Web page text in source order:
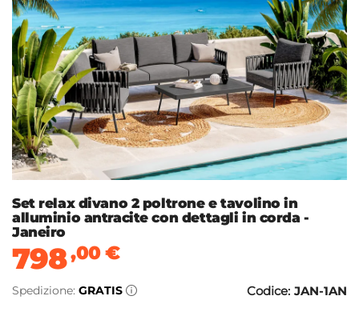
Set relax divano 2 poltrone e tavolino in
alluminio antracite con dettagli in corda -
Janeiro
798,00€
Spedizione: GRATIS Codice: JAN-1AN